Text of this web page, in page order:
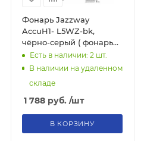
Фонарь Jazzway
AccuH1- L5WZ-bk,
чёрно-серый ( фонарь
налобный
зуммитруемый, Micro
полимерным аккум.)
Есть в наличии: 2шт.
В наличии на удаленном
складе
1 788руб. /шт
В КОРЗИНУ